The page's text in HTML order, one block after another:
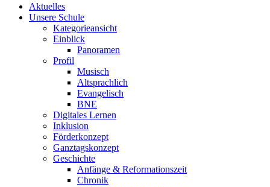
Aktuelles
Unsere Schule
Kategorieansicht
Einblick
Panoramen
Profil
Musisch
Altsprachlich
Evangelisch
BNE
Digitales Lernen
Inklusion
Förderkonzept
Ganztagskonzept
Geschichte
Anfänge & Reformationszeit
Chronik